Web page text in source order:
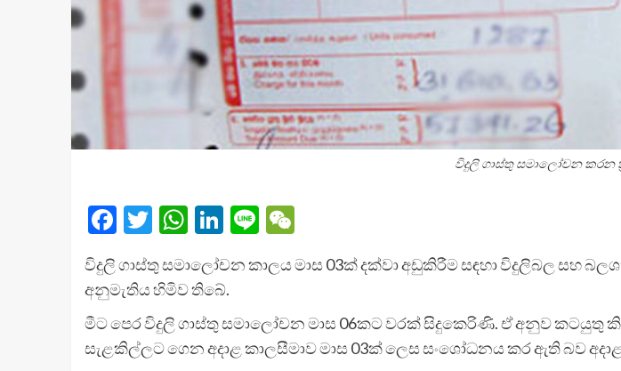
විදුලි ගාස්තු සමාලෝචන කරන
Facebook
Twitter
WhatsApp
LinkedIn
LineWeChat
විදුලි ගාස්තු සමාලෝචන කාලය මාස 03ක් දක්වා අඩුකිරීම සඳහා විදුලිබල සහ
අනුමැතිය හිමිව තිබේ.
මීට පෙර විදුලි ගාස්තු සමාලෝචන මාස 06කට වරක් සිදුකෙරිණි. ඒ අනුව
සැළකිල්ලට ගෙන අදාළ කාලසීමාව මාස 03ක් ලෙස සංශෝධනය කර ඇති බව